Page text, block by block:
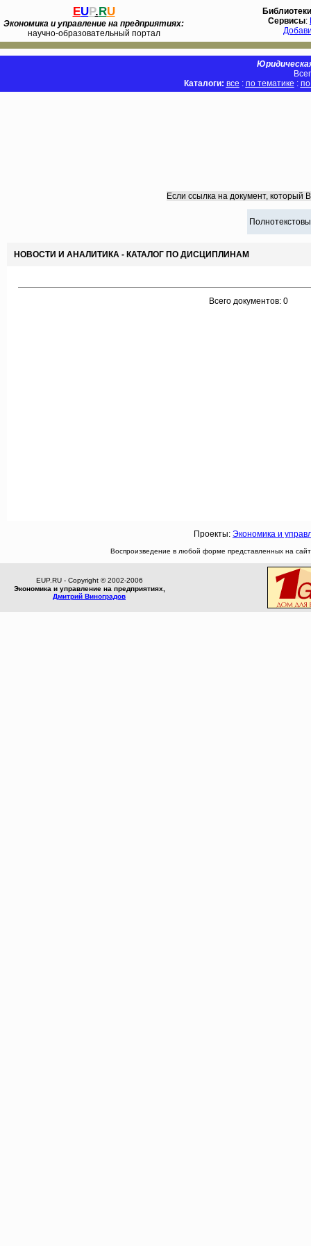
EUP.RU
Экономика и управление на предприятиях:
научно-образовательный портал
Библиотеки
Сервисы:
Каталоги: все : по тематике :
Если ссылка на документ, который
НОВОСТИ И АНАЛИТИКА - КАТАЛОГ ПО ДИСЦИПЛИНАМ
Всего документов: 0
Проекты: Экономика и
Воспроизведение в любой форме представленных на
EUP.RU - Copyright © 2002-2006
Экономика и управление на предприятиях,
Дмитрий Виноградов